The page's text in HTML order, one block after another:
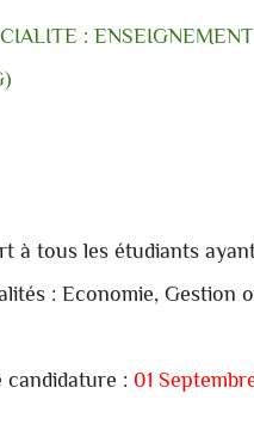
:
à tous les étudiants
: Economie, Gestion
: 01